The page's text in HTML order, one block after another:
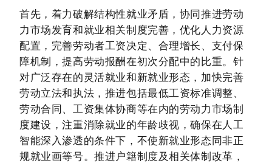
首先，着力破解结构性就业矛盾，协同推进劳动
力市场发育和就业相关制度完善，优化人力资源
配置，完善劳动者工资决定、合理增长、支付保
障机制，提高劳动报酬在初次分配中的比重。针
对广泛存在的灵活就业和新就业形态，加快完善
劳动立法和执法，推进包括最低工资标准调整、
劳动合同、工资集体协商等在内的劳动力市场制
度建设，注重消除就业的年龄歧视，确保在人工
智能深入渗透的条件下，不使新就业形态同非正
规就业画等号。推进户籍制度及相关体制改革，